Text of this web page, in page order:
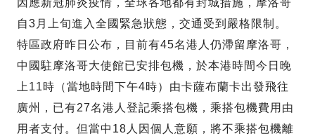
因應新冠肺炎疫情，全球各地都有封城措施，摩洛哥
自3月上旬進入全國緊急狀態，交通受到嚴格限制。
特區政府昨日公布，目前有45名港人仍滯留摩洛哥，
中國駐摩洛哥大使館已安排包機，於本港時間今日晚
上11時（當地時間下午4時）由卡薩布蘭卡出發飛往
廣州，已有27名港人登記乘搭包機，乘搭包機費用由
用者支付。但當中18人因個人意願，將不乘搭包機離